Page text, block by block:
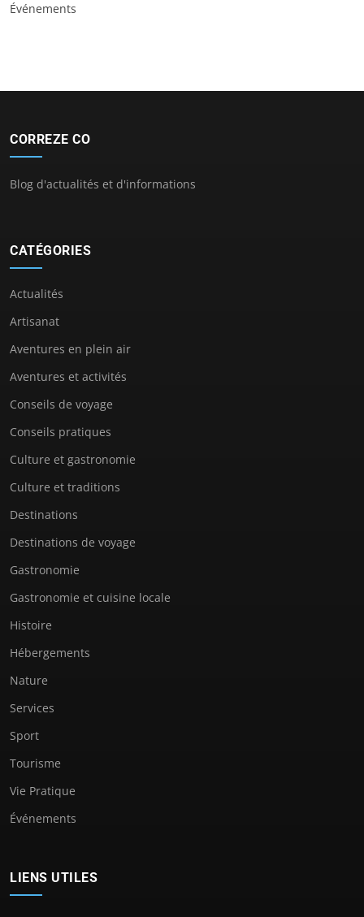
Événements
CORREZE CO
Blog d'actualités et d'informations
CATÉGORIES
Actualités
Artisanat
Aventures en plein air
Aventures et activités
Conseils de voyage
Conseils pratiques
Culture et gastronomie
Culture et traditions
Destinations
Destinations de voyage
Gastronomie
Gastronomie et cuisine locale
Histoire
Hébergements
Nature
Services
Sport
Tourisme
Vie Pratique
Événements
LIENS UTILES